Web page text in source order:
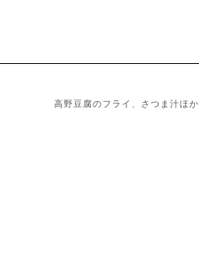
高野豆腐のフライ、さつま汁ほか